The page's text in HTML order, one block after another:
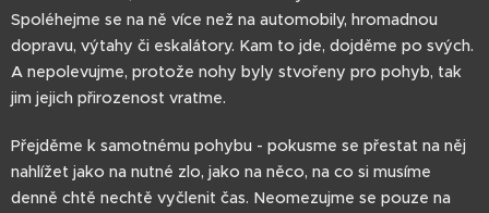
Spoléhejme se na ně více než na automobily, hromadnou
dopravu, výtahy či eskalátory. Kam to jde, dojděme po svých.
A nepolevujme, protože nohy byly stvořeny pro pohyb, tak
jim jejich přirozenost vraťme.
Přejděme k samotnému pohybu - pokusme se přestat na něj
nahlížet jako na nutné zlo, jako na něco, na co si musíme
denně chtě nechtě vyčlenit čas. Neomezujme se pouze na